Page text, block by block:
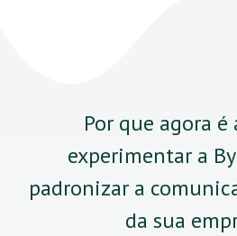
Por que agora é
experimentar a
padronizar a
da sua